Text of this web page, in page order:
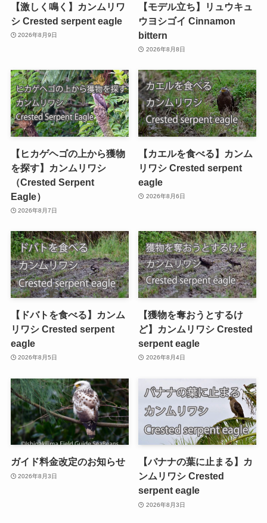
【激しく鳴く】カンムリワ
シ Crested serpent eagle
2026年8月9日
【モデル立ち】リュウキュ
ウヨシゴイ Cinnamon
bittern
2026年8月8日
【ヒカゲヘゴの上から獲物
を探す】カンムリワシ
（Crested Serpent
Eagle）
2026年8月7日
【カエルを食べる】カンム
リワシ Crested serpent
eagle
2026年8月6日
【ドバトを食べる】カンム
リワシ Crested serpent
eagle
2026年8月5日
【獲物を奪おうとするけ
ど】カンムリワシ Crested
serpent eagle
2026年8月4日
ガイド料金改定のお知らせ
2026年8月3日
【バナナの葉に止まる】カ
ンムリワシ Crested
serpent eagle
2026年8月3日